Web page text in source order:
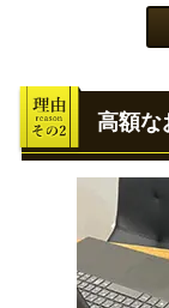
高額な